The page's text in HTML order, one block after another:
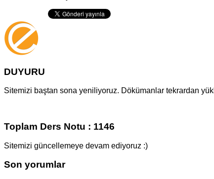
DUYURU
Sitemizi baştan sona yeniliyoruz. Dökümanlar tekrardan
Toplam Ders Notu : 1146
Sitemizi güncellemeye devam ediyoruz :)
Son yorumlar